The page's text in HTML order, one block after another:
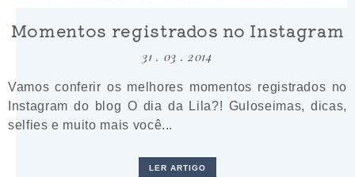
Momentos registrados no Instagram
31 . 03 . 2014
Vamos conferir os melhores momentos registrados no
Instagram do blog O dia da Lila?! Guloseimas, dicas,
selfies e muito mais você...
LER ARTIGO